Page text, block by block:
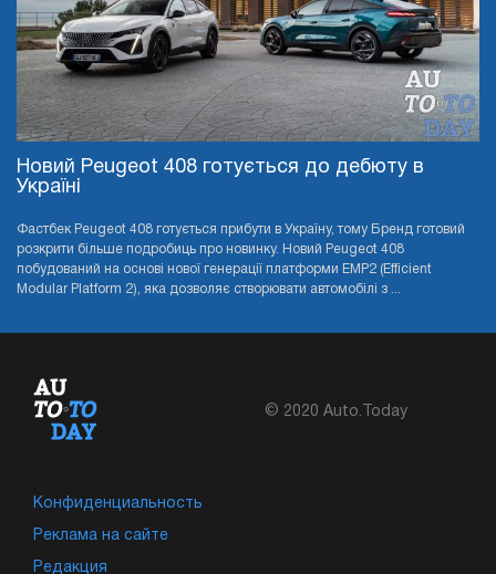
Новий Peugeot 408 готується до дебюту в
Україні
Фастбек Peugeot 408 готується прибути в Україну, тому Бренд готовий
розкрити більше подробиць про новинку. Новий Peugeot 408
побудований на основі нової генерації платформи EMP2 (Efficient
Modular Platform 2), яка дозволяє створювати автомобілі з ...
© 2020 Auto.Today
Конфиденциальность
Реклама на сайте
Редакция